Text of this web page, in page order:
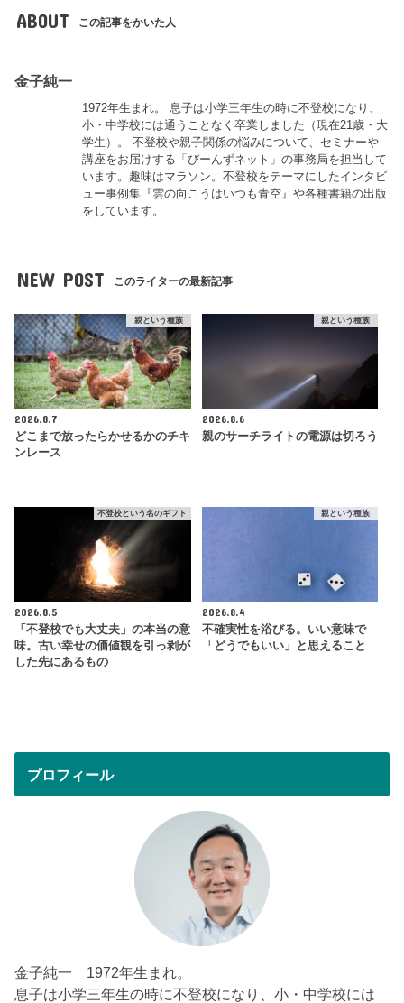
ABOUT この記事をかいた人
金子純一
1972年生まれ。 息子は小学三年生の時に不登校になり、
小・中学校には通うことなく卒業しました（現在21歳・大
学生）。 不登校や親子関係の悩みについて、セミナーや
講座をお届けする「びーんずネット」の事務局を担当して
います。趣味はマラソン。不登校をテーマにしたインタビ
ュー事例集『雲の向こうはいつも青空』や各種書籍の出版
をしています。
NEW POST このライターの最新記事
親という種族
2026.8.7
どこまで放ったらかせるかのチキ
ンレース
親という種族
2026.8.6
親のサーチライトの電源は切ろう
不登校という名のギフト
2026.8.5
「不登校でも大丈夫」の本当の意
味。古い幸せの価値観を引っ剥が
した先にあるもの
親という種族
2026.8.4
不確実性を浴びる。いい意味で
「どうでもいい」と思えること
プロフィール
金子純一 1972年生まれ。
息子は小学三年生の時に不登校になり、小・中学校には